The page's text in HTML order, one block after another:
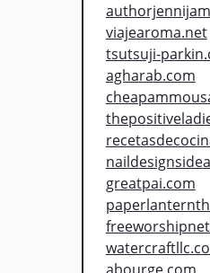
viajearoma.net
tsutsuji-
agharab.com
greatpai.com